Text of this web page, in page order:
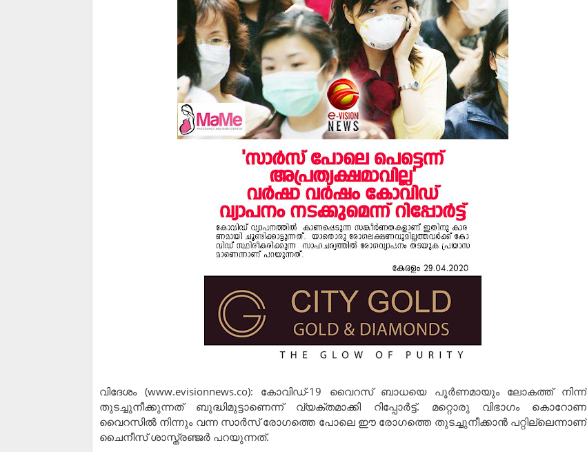
വിദേശം (www.evisionnews.co): കോവിഡ്-19 വൈറസ് ബാധയെ പൂര്‍ണമായും ലോകത്ത് നിന്ന്
തുടച്ചുനീക്കുന്നത് ബുദ്ധിമുട്ടാണെന്ന് വ്യക്തമാക്കി റിപ്പോര്‍ട്ട്. മറ്റൊരു വിഭാഗം കൊറോണ
വൈറസില്‍ നിന്നും വന്ന സാര്‍സ് രോഗത്തെ പോലെ ഈ രോഗത്തെ തുടച്ചുനീക്കാന്‍ പറ്റില്ലെന്നാണ്
ചൈനീസ് ശാസ്ത്രഞ്ജര്‍ പറയുന്നത്.